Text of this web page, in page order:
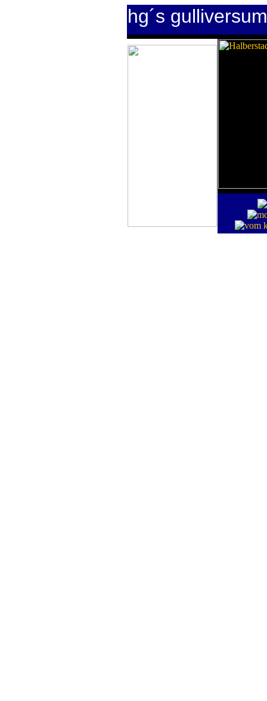
hg´s gulliversum